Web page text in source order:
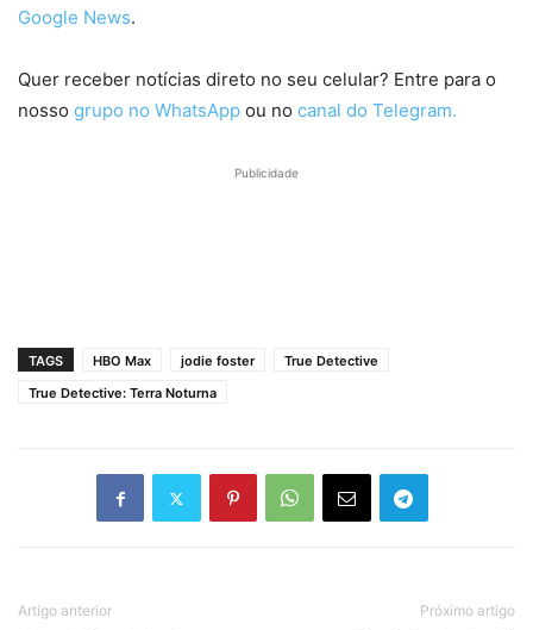
Google News.
Quer receber notícias direto no seu celular? Entre para o
nosso grupo no WhatsApp ou no canal do Telegram.
Publicidade
TAGS HBO Max jodie foster
True Detective
True Detective: Terra Noturna
Artigo anterior Próximo artigo